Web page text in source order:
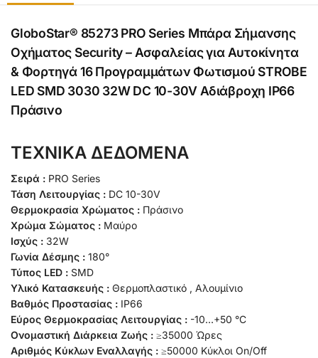
GloboStar® 85273 PRO Series Μπάρα Σήμανσης
Οχήματος Security – Ασφαλείας για Αυτοκίνητα
& Φορτηγά 16 Προγραμμάτων Φωτισμού STROBE
LED SMD 3030 32W DC 10-30V Αδιάβροχη IP66
Πράσινο
ΤΕΧΝΙΚΑ ΔΕΔΟΜΕΝΑ
Σειρά : PRO Series
Τάση Λειτουργίας : DC 10-30V
Θερμοκρασία Χρώματος : Πράσινο
Χρώμα Σώματος : Μαύρο
Ισχύς : 32W
Γωνία Δέσμης : 180°
Τύπος LED : SMD
Υλικό Κατασκευής : Θερμοπλαστικό , Αλουμίνιο
Βαθμός Προστασίας : IP66
Εύρος Θερμοκρασίας Λειτουργίας : -10…+50 °C
Ονομαστική Διάρκεια Ζωής : ≥35000 Ώρες
Αριθμός Κύκλων Εναλλαγής : ≥50000 Κύκλοι On/Off